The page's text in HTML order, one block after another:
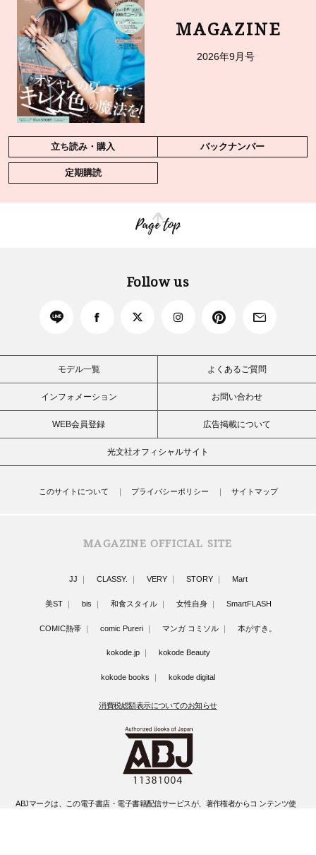
MAGAZINE
2026年9月号
立ち読み・購入 バックナンバー
定期購読
Page top
Follow us
モデル一覧 よくあるご質問
インフォメーション お問い合わせ
WEB会員登録 広告掲載について
光文社オフィシャルサイト
このサイトについて プライバシーポリシー サイトマップ
MAGAZINE OFFICIAL SITE
JJ CLASSY. VERY STORY Mart
美ST bis 和食スタイル 女性自身 SmartFLASH
COMIC熱帯 comic Pureri マンガ コミソル 本がすき。
kokode.jp kokode Beauty
kokode books kokode digital
消費税総額表示についてのお知らせ
ABJマークは、この電子書店・電子書籍配信サービスが、著作権者からコ ンテンツ使